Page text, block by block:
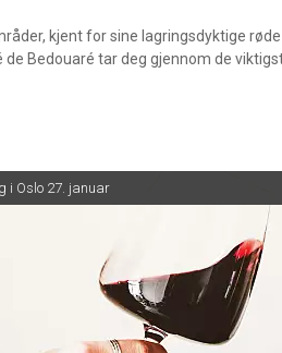
kjent for sine lagringsdyktige
Bedouaré tar deg gjennom de
i Oslo 27. januar